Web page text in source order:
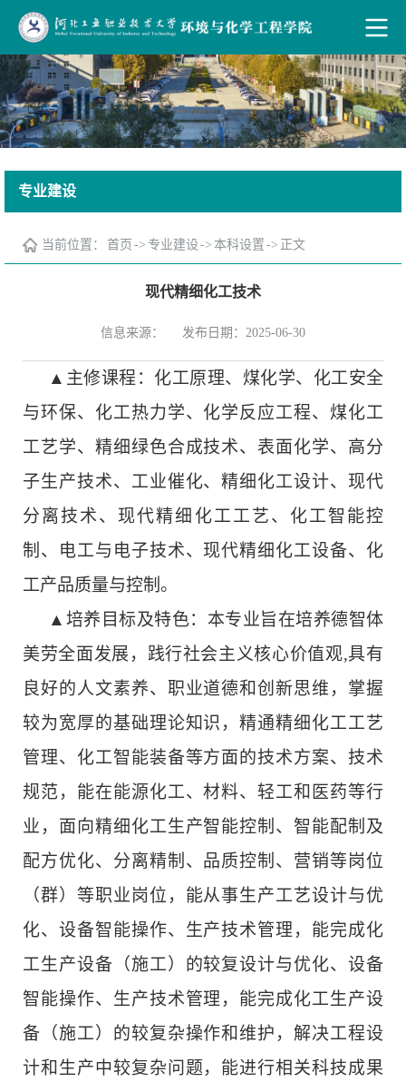
专业建设
当前位置： 首页 -> 专业建设-> 本科设置 -> 正文
现代精细化工技术
信息来源： 发布日期：2025-06-30
▲主修课程：化工原理、煤化学、化工安全
与环保、化工热力学、化学反应工程、煤化工
工艺学、精细绿色合成技术、表面化学、高分
子生产技术、工业催化、精细化工设计、现代
分离技术、现代精细化工工艺、化工智能控
制、电工与电子技术、现代精细化工设备、化
工产品质量与控制。
▲培养目标及特色：本专业旨在培养德智体
美劳全面发展，践行社会主义核心价值观,具有
良好的人文素养、职业道德和创新思维，掌握
较为宽厚的基础理论知识，精通精细化工工艺
管理、化工智能装备等方面的技术方案、技术
规范，能在能源化工、材料、轻工和医药等行
业，面向精细化工生产智能控制、智能配制及
配方优化、分离精制、品质控制、营销等岗位
（群）等职业岗位，能从事生产工艺设计与优
化、设备智能操作、生产技术管理，能完成化
工生产设备（施工）的较复设计与优化、设备
智能操作、生产技术管理，能完成化工生产设
备（施工）的较复杂操作和维护，解决工程设
计和生产中较复杂问题，能进行相关科技成果